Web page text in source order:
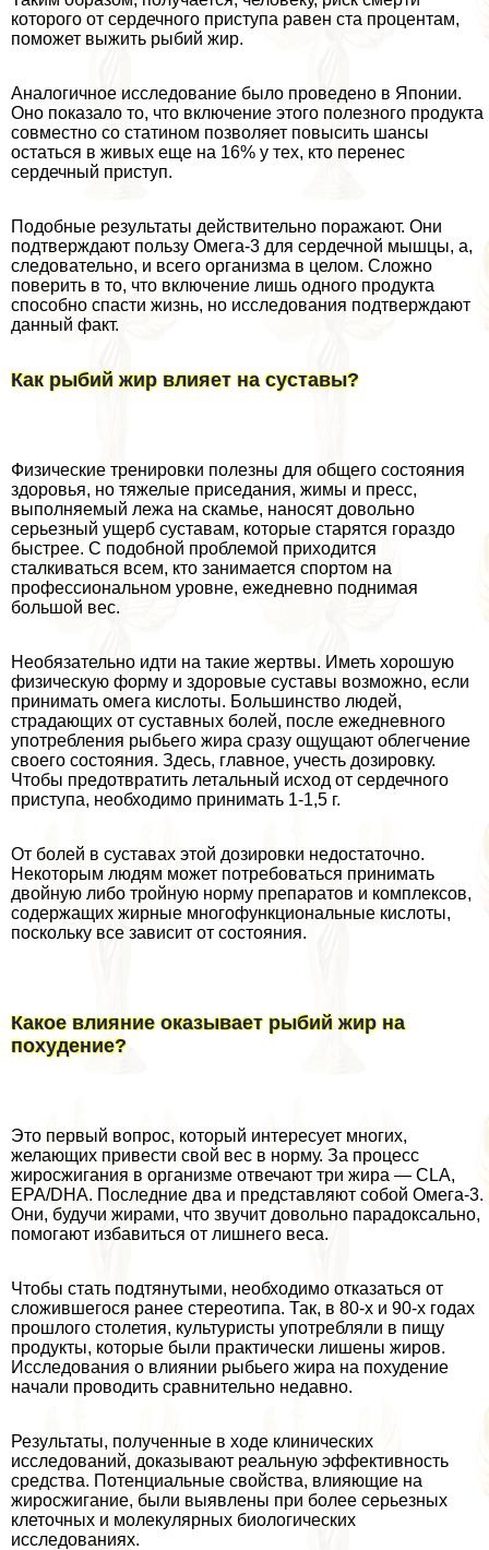
которого от сердечного приступа равен ста процентам,
поможет выжить рыбий жир.
Аналогичное исследование было проведено в Японии.
Оно показало то, что включение этого полезного продукта
совместно со статином позволяет повысить шансы
остаться в живых еще на 16% у тех, кто перенес
сердечный приступ.
Подобные результаты действительно поражают. Они
подтверждают пользу Омега-3 для сердечной мышцы, а,
следовательно, и всего организма в целом. Сложно
поверить в то, что включение лишь одного продукта
способно спасти жизнь, но исследования подтверждают
данный факт.
Как рыбий жир влияет на суставы?
Физические тренировки полезны для общего состояния
здоровья, но тяжелые приседания, жимы и пресс,
выполняемый лежа на скамье, наносят довольно
серьезный ущерб суставам, которые старятся гораздо
быстрее. С подобной проблемой приходится
сталкиваться всем, кто занимается спортом на
профессиональном уровне, ежедневно поднимая
большой вес.
Необязательно идти на такие жертвы. Иметь хорошую
физическую форму и здоровые суставы возможно, если
принимать омега кислоты. Большинство людей,
страдающих от суставных болей, после ежедневного
употрeбления рыбьего жира сразу ощущают облегчение
своего состояния. Здесь, главное, учесть дозировку.
Чтобы предотвратить летальный исход от сердечного
приступа, необходимо принимать 1-1,5 г.
От болей в суставах этой дозировки недостаточно.
Некоторым людям может потребоваться принимать
двойную либо тройную норму препаратов и комплексов,
содержащих жирные многофункциональные кислоты,
поскольку все зависит от состояния.
Какое влияние оказывает рыбий жир на
похудение?
Это первый вопрос, который интересует многих,
желающих привести свой вес в норму. За процесс
жиросжигания в организме отвечают три жира — CLA,
EPA/DHA. Последние два и представляют собой Омега-3.
Они, будучи жирами, что звучит довольно парадоксально,
помогают избавиться от лишнего веса.
Чтобы стать подтянутыми, необходимо отказаться от
сложившегося ранее стереотипа. Так, в 80-х и 90-х годах
прошлого столетия, культуристы употрeбляли в пищу
продукты, которые были пpaктически лишены жиров.
Исследования о влиянии рыбьего жира на похудение
начали проводить сравнительно недавно.
Результаты, полученные в ходе клинических
исследований, доказывают реальную эффективность
средства. Потенциальные свойства, влияющие на
жиросжигание, были выявлены при более серьезных
клеточных и молекулярных биологических
исследованиях.